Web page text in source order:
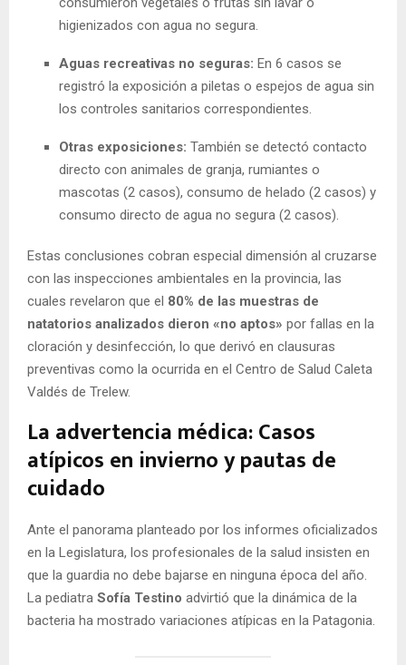
higienizados con agua no segura.
Aguas recreativas no seguras: En 6 casos se
registró la exposición a piletas o espejos de agua sin
los controles sanitarios correspondientes.
Otras exposiciones: También se detectó contacto
directo con animales de granja, rumiantes o
mascotas (2 casos), consumo de helado (2 casos) y
consumo directo de agua no segura (2 casos).
Estas conclusiones cobran especial dimensión al cruzarse
con las inspecciones ambientales en la provincia, las
cuales revelaron que el 80% de las muestras de
natatorios analizados dieron «no aptos» por fallas en la
cloración y desinfección, lo que derivó en clausuras
preventivas como la ocurrida en el Centro de Salud Caleta
Valdés de Trelew.
La advertencia médica: Casos
atípicos en invierno y pautas de
cuidado
Ante el panorama planteado por los informes oficializados
en la Legislatura, los profesionales de la salud insisten en
que la guardia no debe bajarse en ninguna época del año.
La pediatra Sofía Testino advirtió que la dinámica de la
bacteria ha mostrado variaciones atípicas en la Patagonia.